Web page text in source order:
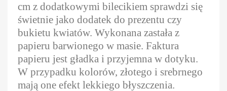
cm z dodatkowymi bilecikiem sprawdzi się
świetnie jako dodatek do prezentu czy
bukietu kwiatów. Wykonana zastała z
papieru barwionego w masie. Faktura
papieru jest gładka i przyjemna w dotyku.
W przypadku kolorów, złotego i srebrnego
mają one efekt lekkiego błyszczenia.